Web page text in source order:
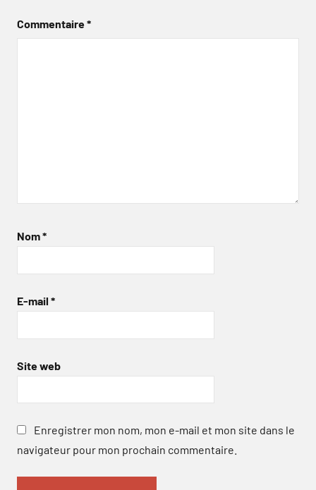
Commentaire*
Nom*
E-mail *
Site web
Enregistrer mon nom, mon e-mail et mon site dans le
navigateur pour mon prochain commentaire.